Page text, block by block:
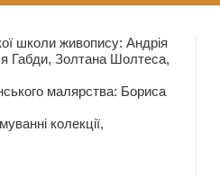
школи живопису: Андрія
Габди, Золтана Шолтеса,
малярства: Бориса
колекції,